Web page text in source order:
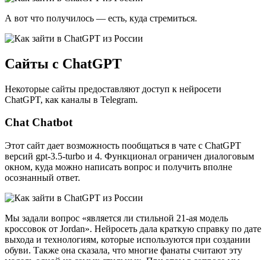
А вот что получилось — есть, куда стремиться.
Сайты с ChatGPT
Некоторые сайты предоставляют доступ к нейросети
ChatGPT, как каналы в Telegram.
Chat Chatbot
Этот сайт дает возможность пообщаться в чате с ChatGPT
версий gpt-3.5-turbo и 4. Функционал ограничен диалоговым
окном, куда можно написать вопрос и получить вполне
осознанный ответ.
Мы задали вопрос «является ли стильной 21-ая модель
кроссовок от Jordan». Нейросеть дала краткую справку по дате
выхода и технологиям, которые используются при создании
обуви. Также она сказала, что многие фанаты считают эту